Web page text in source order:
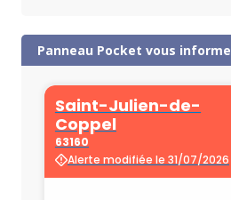
Panneau Pocket vous informe